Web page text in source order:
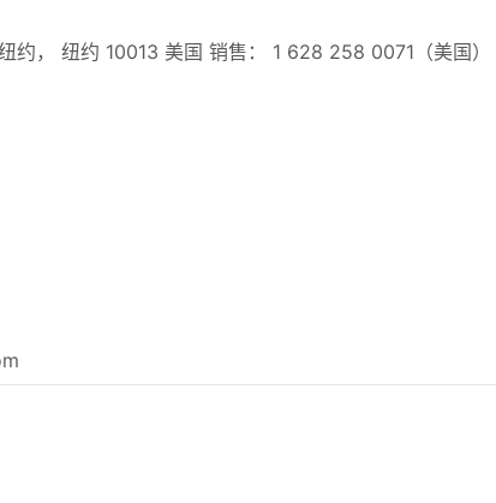
约， 纽约 10013 美国 销售： 1 628 258 0071（美国